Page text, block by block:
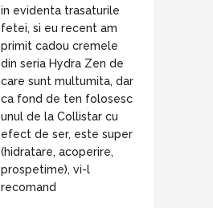
in evidenta trasaturile
fetei, si eu recent am
primit cadou cremele
din seria Hydra Zen de
care sunt multumita, dar
ca fond de ten folosesc
unul de la Collistar cu
efect de ser, este super
(hidratare, acoperire,
prospetime), vi-l
recomand